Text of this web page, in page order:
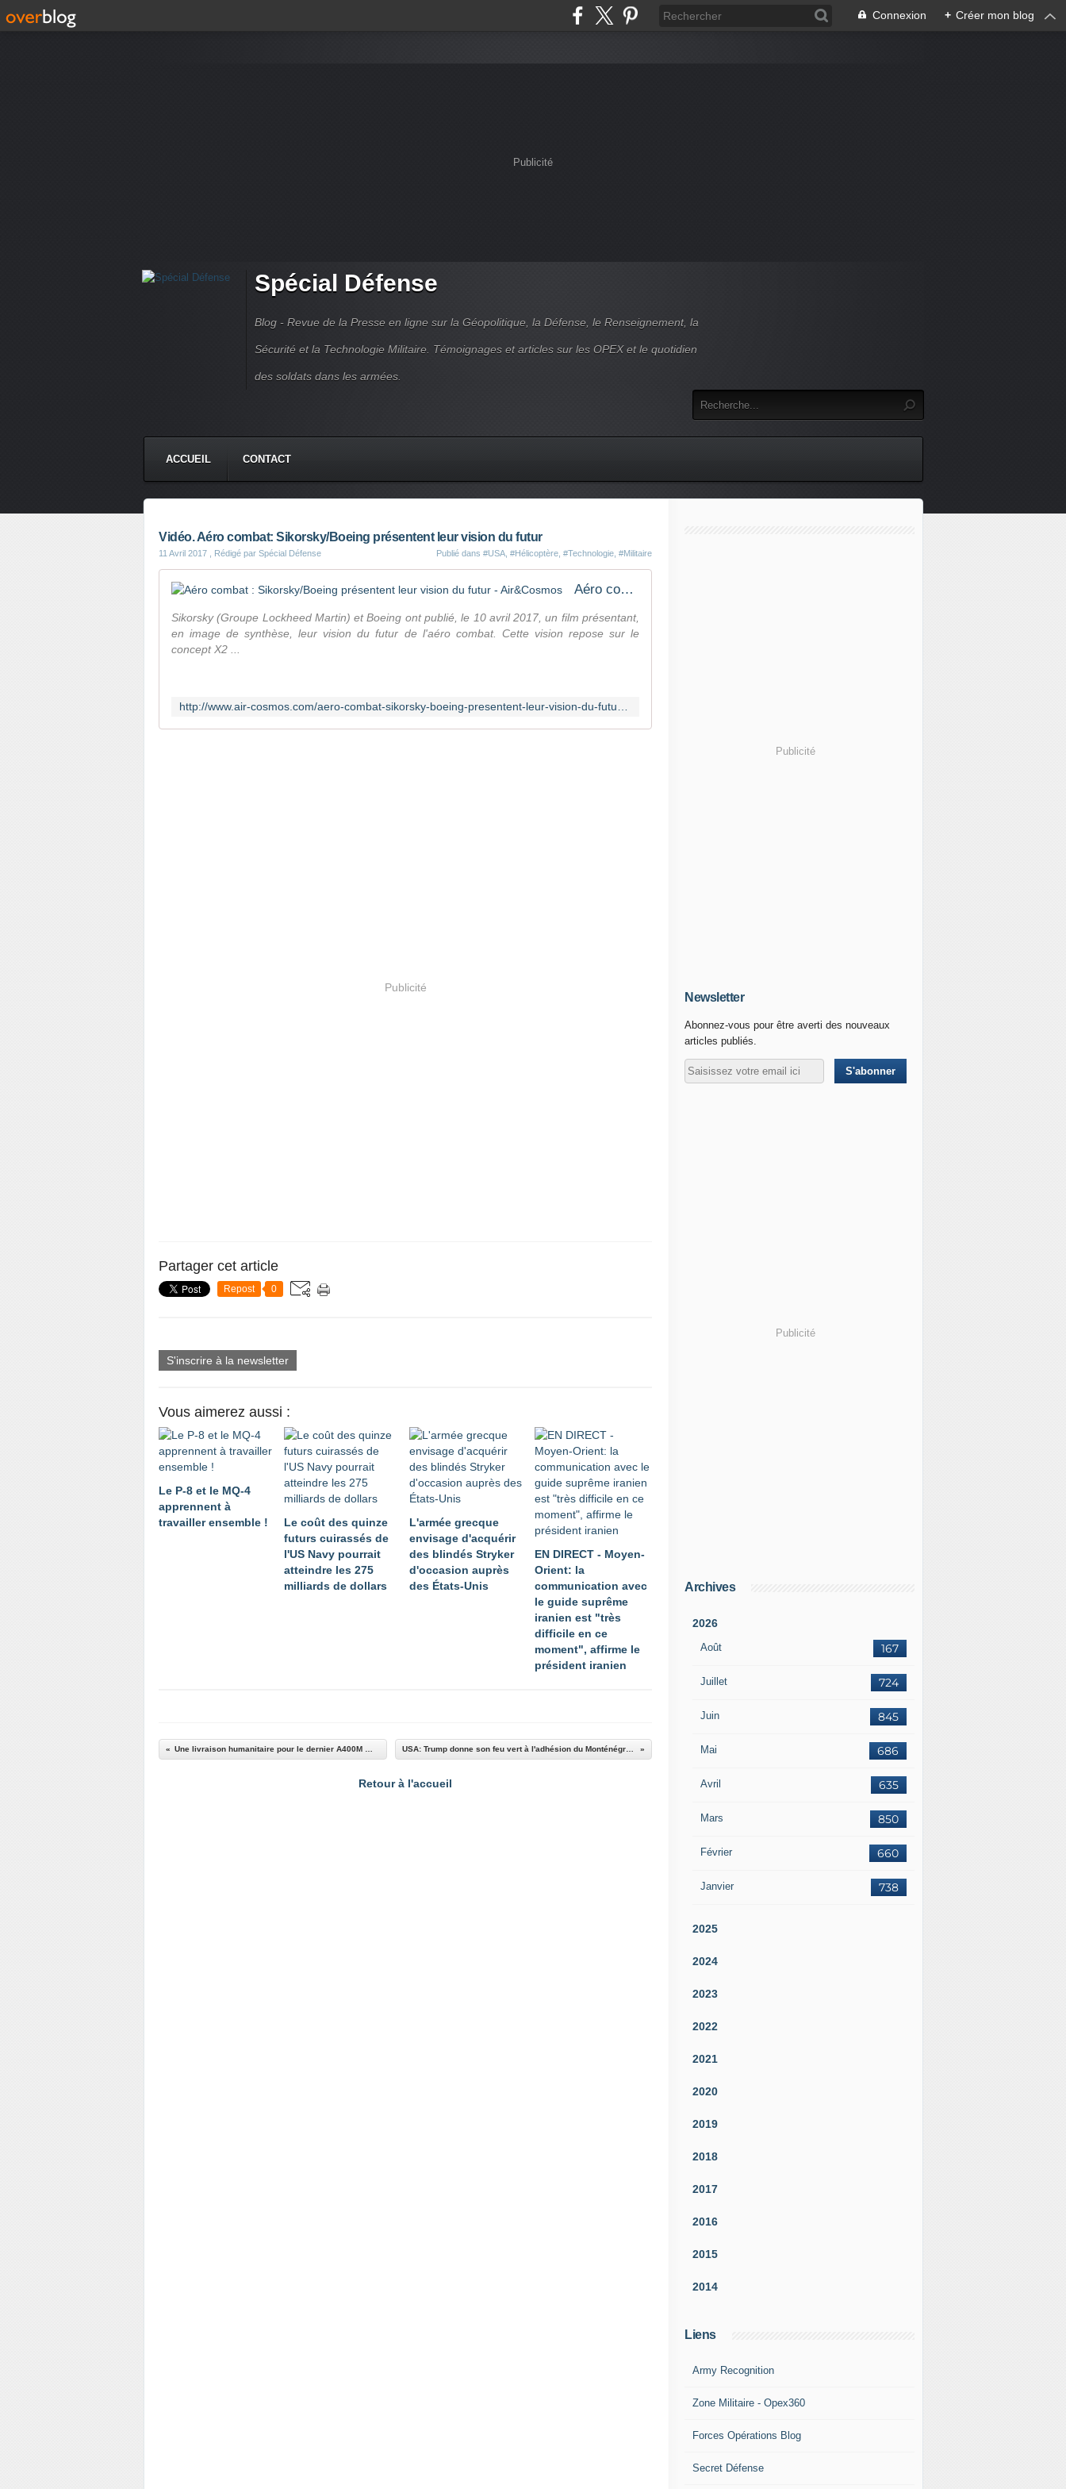
Connexion + Créer mon blog
Publicité
Spécial Défense
Blog - Revue de la Presse en ligne sur la Géopolitique, la Défense, le Renseignement, la
Sécurité et la Technologie Militaire. Témoignages et articles sur les OPEX et le quotidien
des soldats dans les armées.
ACCUEIL CONTACT
Vidéo. Aéro combat: Sikorsky/Boeing présentent leur vision du futur
11 Avril 2017 , Rédigé par Spécial Défense Publié dans #USA #Hélicoptère #Technologie #Militaire
Aéro combat : Sikorsky/Boeing présentent leur vision du futur - Air&Cosmos
Sikorsky (Groupe Lockheed Martin) et Boeing ont publié, le 10 avril 2017, un film présentant,
en image de synthèse, leur vision du futur de l'aéro combat. Cette vision repose sur le
concept X2 ...
Publicité
Partager cet article
Repost 0
S'inscrire à la newsletter
Vous aimerez aussi :
Le P-8 et le MQ-4
apprennent à
travailler ensemble !
Le coût des quinze
futurs cuirassés de
l'US Navy pourrait
atteindre les 275
milliards de dollars
L'armée grecque
envisage d'acquérir
des blindés Stryker
d'occasion auprès
des États-Unis
EN DIRECT - Moyen-
Orient: la
communication avec
le guide suprême
iranien est "très
difficile en ce
moment", affirme le
président iranien
USA: Trump donne son feu vert à l'adhésion du Monténégro à l'Otan
Retour à l'accueil
Publicité
Newsletter
Abonnez-vous pour être averti des nouveaux
articles publiés.
Publicité
Archives
2026
Août 167
Juillet 724
Juin 845
Mai 686
Avril 635
Mars 850
Février 660
Janvier 738
2025
2024
2023
2022
2021
2020
2019
2018
2017
2016
2015
2014
Liens
Army Recognition
Zone Militaire - Opex360
Forces Opérations Blog
Secret Défense